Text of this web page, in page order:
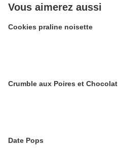
Vous aimerez aussi
Cookies praline noisette
Crumble aux Poires et Chocolat
Date Pops